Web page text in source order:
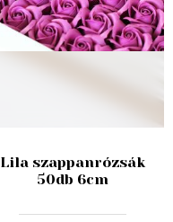
Lila szappanrózsák
50db 6cm